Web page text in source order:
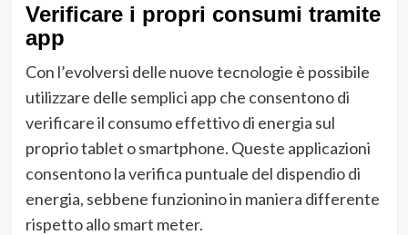
Verificare i propri consumi tramite
app
Con l’evolversi delle nuove tecnologie è possibile
utilizzare delle semplici app che consentono di
verificare il consumo effettivo di energia sul
proprio tablet o smartphone. Queste applicazioni
consentono la verifica puntuale del dispendio di
energia, sebbene funzionino in maniera differente
rispetto allo smart meter.